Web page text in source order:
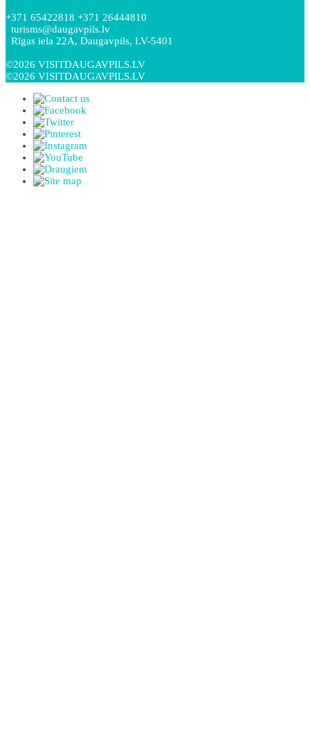
+371 65422818 +371 26444810
turisms@daugavpils.lv
Rīgas iela 22A, Daugavpils, LV-5401
©2026 VISITDAUGAVPILS.LV
©2026 VISITDAUGAVPILS.LV